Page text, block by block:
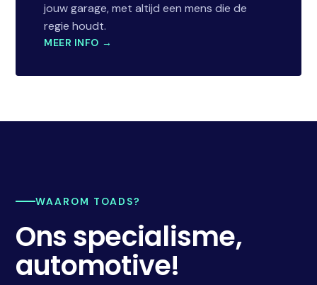
jouw garage, met altijd een mens die de
regie houdt.
MEER INFO →
WAAROM TOADS?
Ons specialisme,
automotive!